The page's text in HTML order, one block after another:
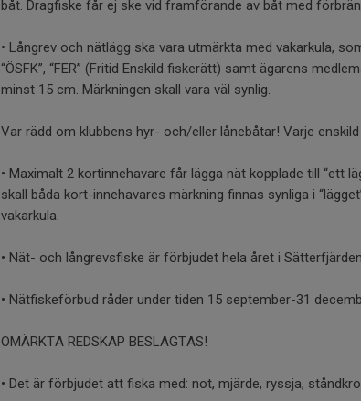
båt. Dragfiske får ej ske vid framförande av båt med
• Långrev och nätlägg ska vara utmärkta med vakarkula,
“ÖSFK”, “FER” (Fritid Enskild fiskerätt) samt ägarens
minst 15 cm. Märkningen skall vara väl synlig.
Var rädd om klubbens hyr- och/eller lånebåtar! Varje
• Maximalt 2 kortinnehavare får lägga nät kopplade till “ett
skall båda kort-innehavares märkning finnas synliga i
vakarkula.
• Nät- och långrevsfiske är förbjudet hela året i
• Nätfiskeförbud råder under tiden 15 september-31
OMÄRKTA REDSKAP BESLAGTAS!
• Det är förbjudet att fiska med: not, mjärde, ryssja,